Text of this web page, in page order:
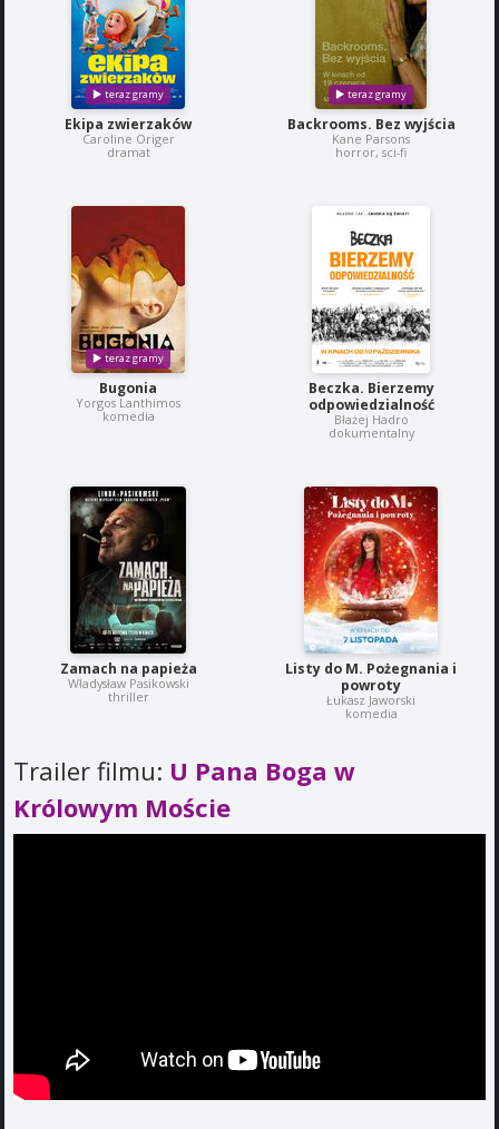
Ekipa zwierzaków
Caroline Origer
dramat
Backrooms. Bez wyjścia
Kane Parsons
horror, sci-fi
Bugonia
Yorgos Lanthimos
komedia
Beczka. Bierzemy
odpowiedzialność
Błażej Hadro
dokumentalny
Zamach na papieża
Władysław Pasikowski
thriller
Listy do M. Pożegnania i
powroty
Łukasz Jaworski
komedia
Trailer filmu: U Pana Boga w
Królowym Moście